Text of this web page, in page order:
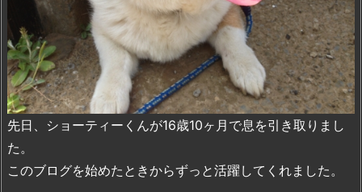
先日、ショーティーくんが16歳10ヶ月で息を引き取りまし
た。
このブログを始めたときからずっと活躍してくれました。